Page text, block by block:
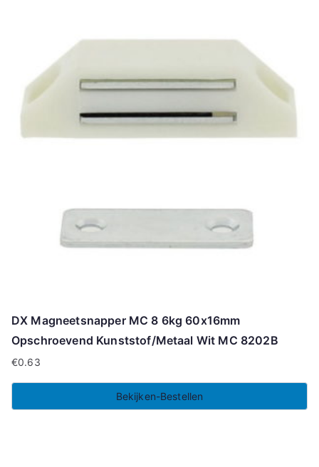
DX Magneetsnapper MC 8 6kg 60x16mm
Opschroevend Kunststof/Metaal Wit MC 8202B
€0.63
Bekijken-Bestellen